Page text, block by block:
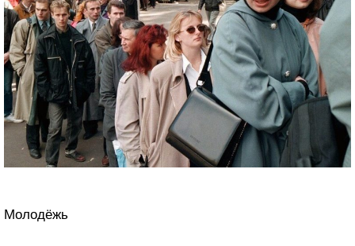
Молодёжь